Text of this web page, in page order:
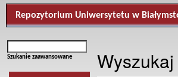
Repozytorium Uniwersytetu w
Szukanie zaawansowane Wyszukaj